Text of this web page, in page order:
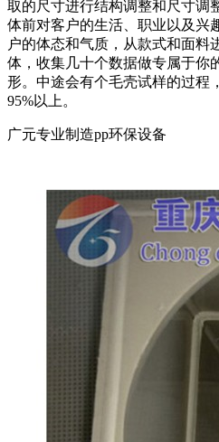
取的尺寸进行结构调整和尺寸调
体前对客户的生活、职业以及兴
户的体态和气质，从款式和面料
体，收集几十个数据做专属于你
形。中途会有个毛壳试样的过程
95%以上。
广元专业制造pp环保设备